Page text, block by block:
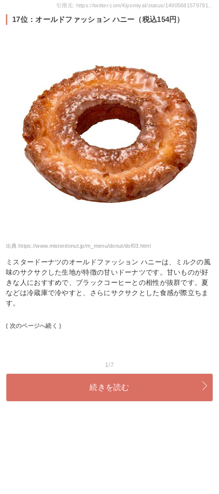
17位：オールドファッション ハニー（税込154円）
出典:https://www.misterdonut.jp/m_menu/donut/dof03.html
ミスタードーナツのオールドファッション ハニーは、ミルクの風
味のサクサクした生地が特徴の甘いドーナツです。甘いものが好
きな人におすすめで、ブラックコーヒーとの相性が抜群です。夏
などは冷蔵庫で冷やすと、さらにサクサクとした食感が際立ちま
す。
( 次のページへ続く )
1/7
続きを読む